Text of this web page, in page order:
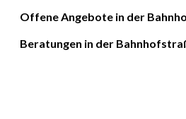
Offene Angebote in der
Beratungen in der